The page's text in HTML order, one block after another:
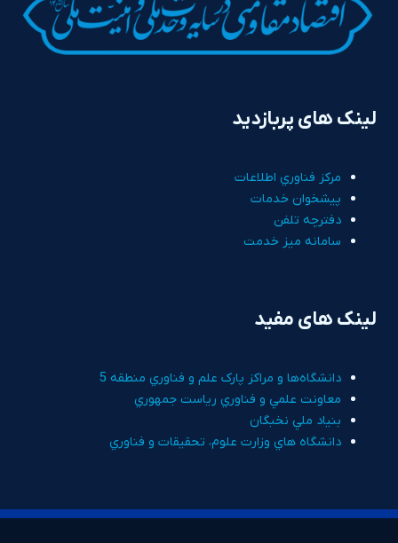
لینک های پربازدید
مرکز فناوري اطلاعات
پيشخوان خدمات
دفترچه تلفن
سامانه ميز خدمت
لینک های مفید
دانشگاه‌ها و مراکز پارک علم و فناوري منطقه 5
معاونت علمي و فناوري رياست جمهوري
بنياد ملي نخبگان
دانشگاه هاي وزارت علوم، تحقيقات و فناوري